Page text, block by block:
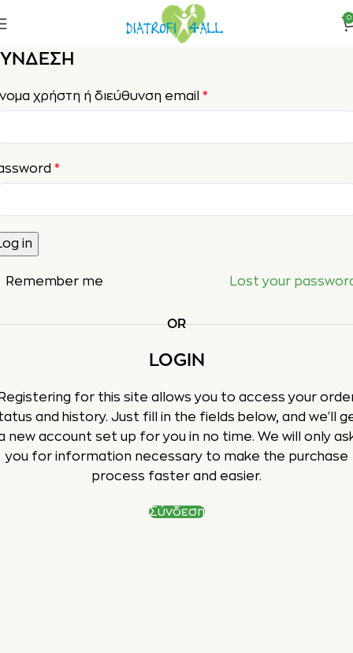
0
χρήστη ή διεύθυνση email *
*
in
Lost your
Remember me
OR
LOGIN
for this site allows you to access your
and history. Just fill in the fields below, and we'll
new account set up for you in no time. We will only
you for information necessary to make the purchase
process faster and easier.
Σύνδεση